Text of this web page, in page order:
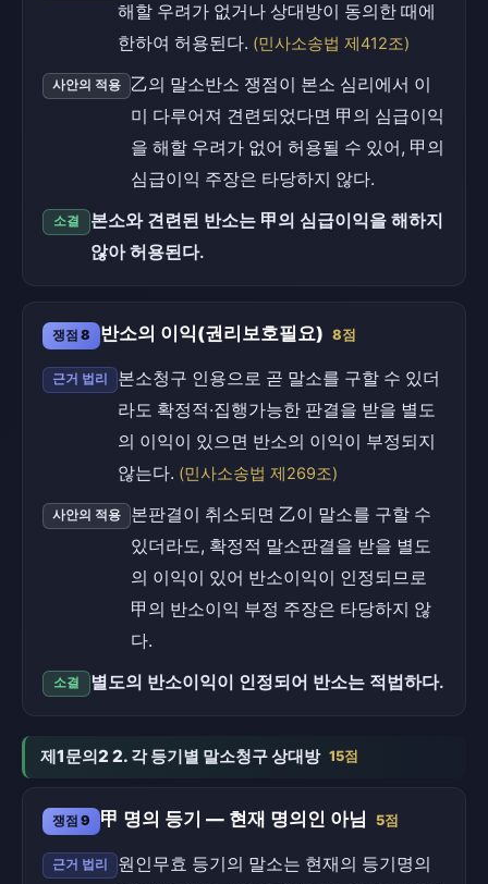
해할 우려가 없거나 상대방이 동의한 때에
한하여 허용된다. (민사소송법 제412조)
사안의 적용
乙의 말소반소 쟁점이 본소 심리에서 이
미 다루어져 견련되었다면 甲의 심급이익
을 해할 우려가 없어 허용될 수 있어, 甲의
심급이익 주장은 타당하지 않다.
소결
본소와 견련된 반소는 甲의 심급이익을 해하지
않아 허용된다.
쟁점 8 반소의 이익(권리보호필요) 8점
근거 법리
본소청구 인용으로 곧 말소를 구할 수 있더
라도 확정적·집행가능한 판결을 받을 별도
의 이익이 있으면 반소의 이익이 부정되지
않는다. (민사소송법 제269조)
사안의 적용
본판결이 취소되면 乙이 말소를 구할 수
있더라도, 확정적 말소판결을 받을 별도
의 이익이 있어 반소이익이 인정되므로
甲의 반소이익 부정 주장은 타당하지 않
다.
소결 별도의 반소이익이 인정되어 반소는 적법하다.
제1문의2 2. 각 등기별 말소청구 상대방 15점
쟁점 9 甲 명의 등기 — 현재 명의인 아님 5점
근거 법리
원인무효 등기의 말소는 현재의 등기명의